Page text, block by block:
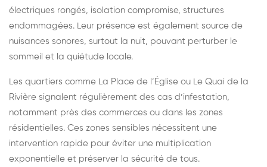
électriques rongés, isolation compromise, structures
endommagées. Leur présence est également source de
nuisances sonores, surtout la nuit, pouvant perturber le
sommeil et la quiétude locale.
Les quartiers comme La Place de l’Église ou Le Quai de la
Rivière signalent régulièrement des cas d’infestation,
notamment près des commerces ou dans les zones
résidentielles. Ces zones sensibles nécessitent une
intervention rapide pour éviter une multiplication
exponentielle et préserver la sécurité de tous.